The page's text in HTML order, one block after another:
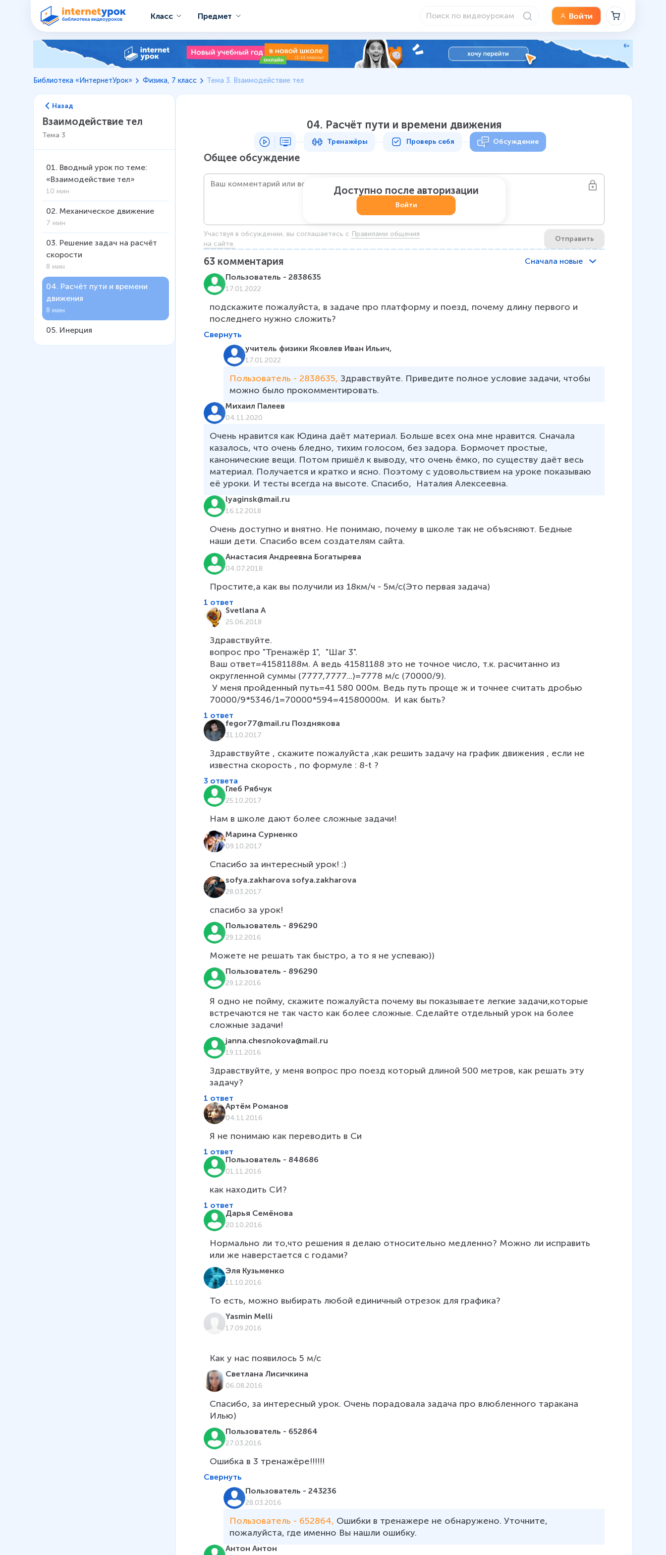
Класс Предмет Войти
Библиотека «ИнтернетУрок» Физика, 7 класс Тема 3. Взаимодействие тел
Назад
Взаимодействие тел
Тема 3
01. Вводный урок по теме:
«Взаимодействие тел»
10 мин
02. Механическое движение
7 мин
03. Решение задач на расчёт
скорости
8 мин
04. Расчёт пути и времени
движения
8 мин
05. Инерция
04. Расчёт пути и времени движения
Тренажёры Проверь себя Обсуждение
Общее обсуждение
Участвуя в обсуждении, вы соглашаетесь c Правилами общения
на сайте.
Отправить
Доступно после авторизации
Войти
63 комментария
Сначала новые
Пользователь - 2838635
17.01.2022
подскажите пожалуйста, в задаче про платформу и поезд, почему длину первого и
последнего нужно сложить?
Свернуть
учитель физики Яковлев Иван Ильич,
17.01.2022
Пользователь - 2838635, Здравствуйте. Приведите полное условие задачи, чтобы
можно было прокомментировать.
Михаил Палеев
04.11.2020
Очень нравится как Юдина даёт материал. Больше всех она мне нравится. Сначала
казалось, что очень бледно, тихим голосом, без задора. Бормочет простые,
канонические вещи. Потом пришёл к выводу, что очень ёмко, по существу даёт весь
материал. Получается и кратко и ясно. Поэтому с удовольствием на уроке показываю
её уроки. И тесты всегда на высоте. Спасибо,  Наталия Алексеевна.
lyaginsk@mail.ru
16.12.2018
Очень доступно и внятно. Не понимаю, почему в школе так не объясняют. Бедные
наши дети. Спасибо всем создателям сайта.
Анастасия Андреевна Богатырева
04.07.2018
Простите,а как вы получили из 18км/ч - 5м/с(Это первая задача)
1 ответ
Svetlana A
25.06.2018
Здравствуйте.
вопрос про "Тренажёр 1",  "Шаг 3".
Ваш ответ=41581188м. А ведь 41581188 это не точное число, т.к. расчитанно из
округленной суммы (7777,7777...)=7778 м/с (70000/9).
У меня пройденный путь=41 580 000м. Ведь путь проще ж и точнее считать дробью
70000/9*5346/1=70000*594=41580000м.  И как быть?
1 ответ
fegor77@mail.ru Позднякова
31.10.2017
Здравствуйте , скажите пожалуйста ,как решить задачу на график движения , если не
известна скорость , по формуле : 8-t ?
3 ответа
Глеб Рябчук
25.10.2017
Нам в школе дают более сложные задачи!
Марина Сурненко
09.10.2017
Спасибо за интересный урок! :)
sofya.zakharova sofya.zakharova
28.03.2017
спасибо за урок!
Пользователь - 896290
29.12.2016
Можете не решать так быстро, а то я не успеваю))
Пользователь - 896290
29.12.2016
Я одно не пойму, скажите пожалуйста почему вы показываете легкие задачи,которые
встречаются не так часто как более сложные. Сделайте отдельный урок на более
сложные задачи!
janna.chesnokova@mail.ru
19.11.2016
Здравствуйте, у меня вопрос про поезд который длиной 500 метров, как решать эту
задачу?
1 ответ
Артём Романов
04.11.2016
Я не понимаю как переводить в Си
1 ответ
Пользователь - 848686
01.11.2016
как находить СИ?
1 ответ
Дарья Семёнова
20.10.2016
Нормально ли то,что решения я делаю относительно медленно? Можно ли исправить
или же наверстается с годами?
Эля Кузьменко
11.10.2016
То есть, можно выбирать любой единичный отрезок для графика?
Yasmin Melli
17.09.2016
Как у нас появилось 5 м/с
Светлана Лисичкина
06.08.2016
Спасибо, за интересный урок. Очень порадовала задача про влюбленного таракана
Илью)
Пользователь - 652864
27.03.2016
Свернуть
Пользователь - 243236
28.03.2016
Пользователь - 652864, Ошибки в тренажере не обнаружено. Уточните,
пожалуйста, где именно Вы нашли ошибку.
Антон Антон